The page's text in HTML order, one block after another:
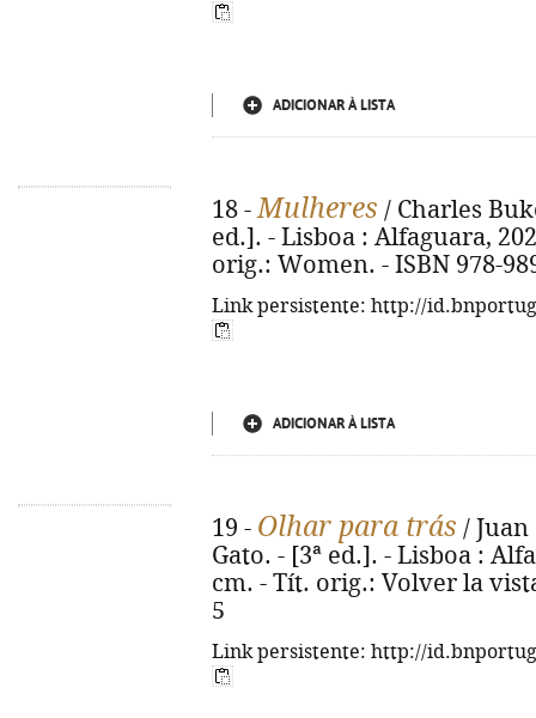
ADICIONAR À LISTA
18 -Mulheres / Charles
ed.]. - Lisboa : Alfaguara,
orig.: Women. - ISBN 978-
Link persistente: http://
ADICIONAR À LISTA
19 - Olhar para trás / Juan
Gato. - [3ª ed.]. - Lisboa :
cm. - Tít. orig.: Volver la
5
Link persistente: http://